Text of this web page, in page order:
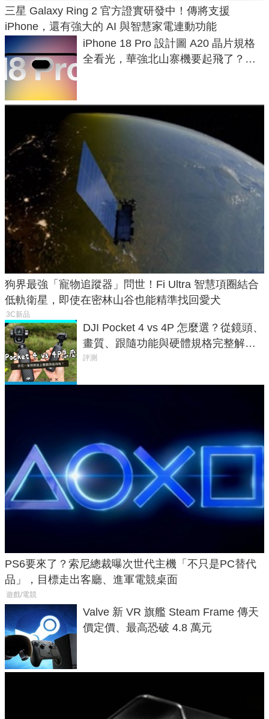
三星 Galaxy Ring 2 官方證實研發中！傳將支援
iPhone，還有強大的 AI 與智慧家電連動功能
iPhone 18 Pro 設計圖 A20 晶片規格
全看光，華強北山寨機要起飛了？專
狗界最強「寵物追蹤器」問世！Fi Ultra 智慧項圈結合
低軌衛星，即使在密林山谷也能精準找回愛犬
3C新品
DJI Pocket 4 vs 4P 怎麼選？從鏡頭、
畫質、跟隨功能與硬體規格完整解
析，一次看懂兩台差異
評測
PS6要來了？索尼總裁曝次世代主機「不只是PC替代
品」，目標走出客廳、進軍電競桌面
遊戲/電競
Valve 新 VR 旗艦 Steam Frame 傳天
價定價、最高恐破 4.8 萬元